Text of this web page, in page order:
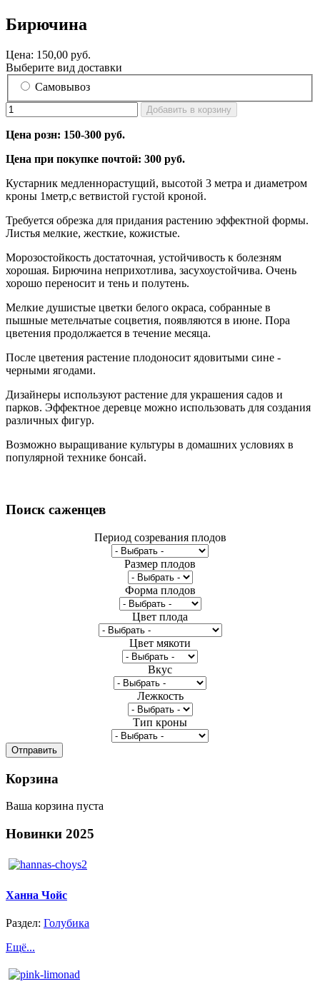
Бирючина
Цена: 150,00 руб.
Выберите вид доставки
Самовывоз
Цена розн: 150-300 руб.
Цена при покупке почтой: 300 руб.
Кустарник медленнорастущий, высотой 3 метра и диаметром
кроны 1метр,с ветвистой густой кроной.
Требуется обрезка для придания растению эффектной формы.
Листья мелкие, жесткие, кожистые.
Морозостойкость достаточная, устойчивость к болезням
хорошая. Бирючина неприхотлива, засухоустойчива. Очень
хорошо переносит и тень и полутень.
Мелкие душистые цветки белого окраса, собранные в
пышные метельчатые соцветия, появляются в июне. Пора
цветения продолжается в течение месяца.
После цветения растение плодоносит ядовитыми сине -
черными ягодами.
Дизайнеры используют растение для украшения садов и
парков. Эффектное деревце можно использовать для создания
различных фигур.
Возможно выращивание культуры в домашних условиях в
популярной технике бонсай.
Поиск саженцев
Период созревания плодов
Размер плодов
Форма плодов
Цвет плода
Цвет мякоти
Вкус
Лежкость
Тип кроны
Корзина
Ваша корзина пуста
Новинки 2025
Ханна Чойс
Раздел: Голубика
Ещё...